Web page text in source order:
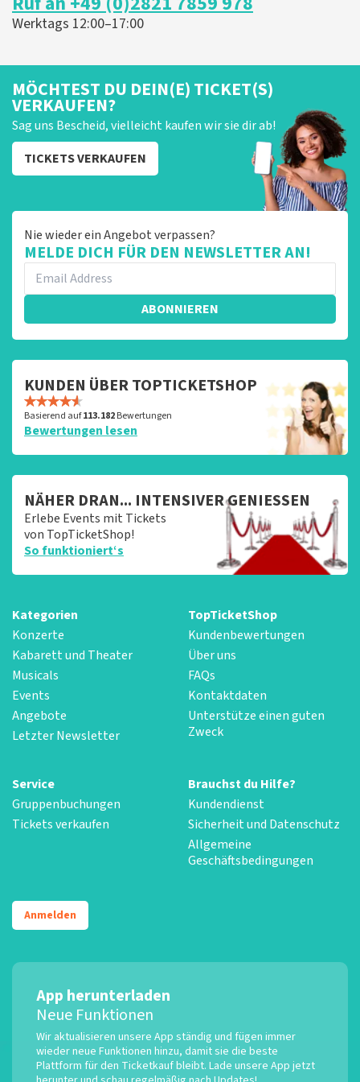
heeft gehad. Met vriendelijke groeten, Joost
Topticketshop
Werktags 12:00–17:00
MÖCHTEST DU DEIN(E) TICKET(S)
VERKAUFEN?
Sag uns Bescheid, vielleicht kaufen wir sie dir ab!
TICKETS VERKAUFEN
Nie wieder ein Angebot verpassen?
MELDE DICH FÜR DEN NEWSLETTER AN!
ABONNIEREN
KUNDEN ÜBER TOPTICKETSHOP
Basierend auf113.182Bewertungen
Bewertungen lesen
NÄHER DRAN... INTENSIVER GENIESSEN
Erlebe Events mit Tickets
von TopTicketShop!
So funktioniert‘s
Kategorien
Konzerte
Kabarett und Theater
Musicals
Events
Angebote
Letzter Newsletter
TopTicketShop
Kundenbewertungen
Über uns
FAQs
Kontaktdaten
Unterstütze einen guten
Zweck
Service
Gruppenbuchungen
Tickets verkaufen
Brauchst du Hilfe?
Kundendienst
Sicherheit und Datenschutz
Allgemeine
Geschäftsbedingungen
Anmelden
App herunterladen
Neue Funktionen
Wir aktualisieren unsere App ständig und fügen immer
wieder neue Funktionen hinzu, damit sie die beste
Plattform für den Ticketkauf bleibt. Lade unsere App jetzt